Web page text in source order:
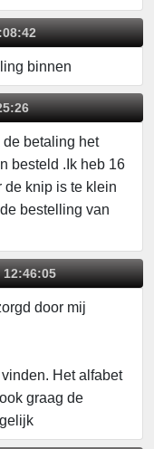
binnen
betaling het
besteld .Ik heb 16
de knip is te klein
bestelling van
12:46:05
door mij
Het alfabet
graag de